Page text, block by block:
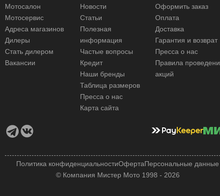
Мотосалон
Мотосервис
Адреса магазинов
Дилеры
Стать дилером
Вакансии
Новости
Статьи
Полезная
информация
Частые вопросы
Кредит
Наши бренды
Таблица размеров
Пресса о нас
Карта сайта
Оформить заказ
Оплата
Доставка
Гарантия и возврат
Пресса о нас
Правила
акций
© Компания Мистер Мото 1998 - 2026
Политика конфиденциальностиОфертаПерсональные данные